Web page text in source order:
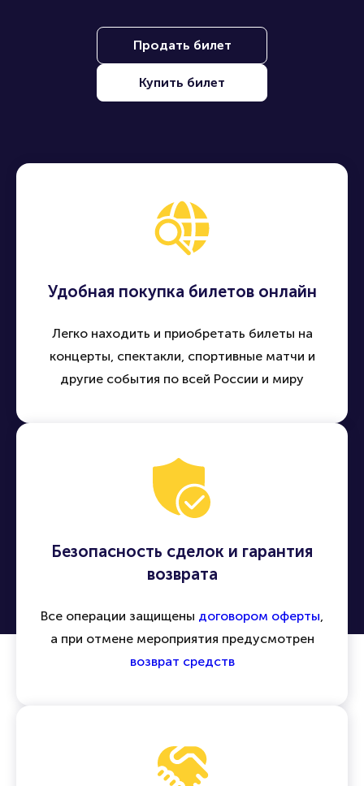
Продать билет
Купить билет
Удобная покупка билетов онлайн
Легко находить и приобретать билеты на
концерты, спектакли, спортивные матчи и
другие события по всей России и миру
Безопасность сделок и гарантия
возврата
Все операции защищены договором оферты,
а при отмене мероприятия предусмотрен
возврат средств